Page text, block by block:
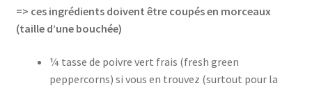
=> ces ingrédients doivent être coupés en morceaux
(taille d’une bouchée)
¼ tasse de poivre vert frais (fresh green
peppercorns) si vous en trouvez (surtout pour la